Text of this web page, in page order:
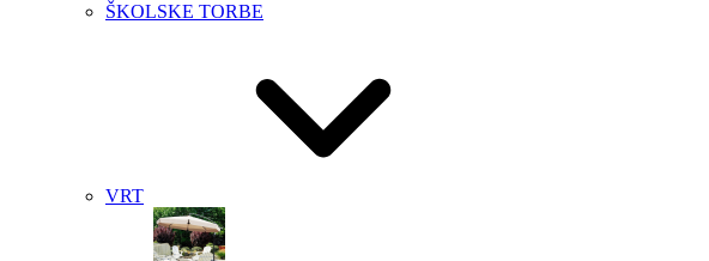
ŠKOLSKE TORBE
VRT